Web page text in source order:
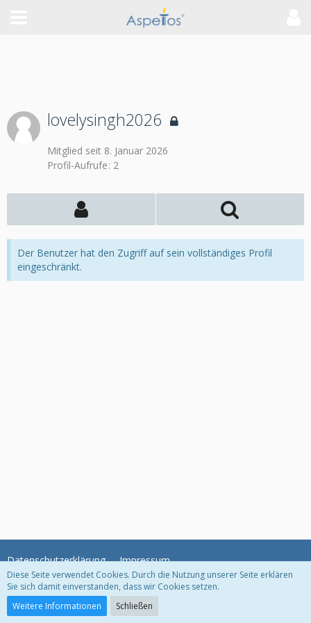
lovelysingh2026
Mitglied seit 8. Januar 2026
Profil-Aufrufe 2
Der Benutzer hat den Zugriff auf sein vollständiges Profil
eingeschränkt.
Datenschutzerklärung Impressum
Community-Software:
Diese Seite verwendet Cookies. Durch die Nutzung unserer Seite erklären
Sie sich damit einverstanden, dass wir Cookies setzen.
Weitere Informationen
Schließen